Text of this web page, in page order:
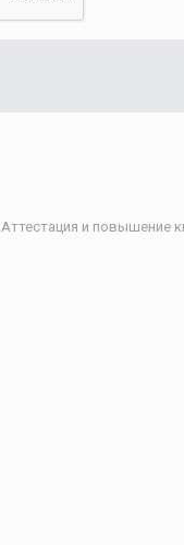
Аттестация и повышение